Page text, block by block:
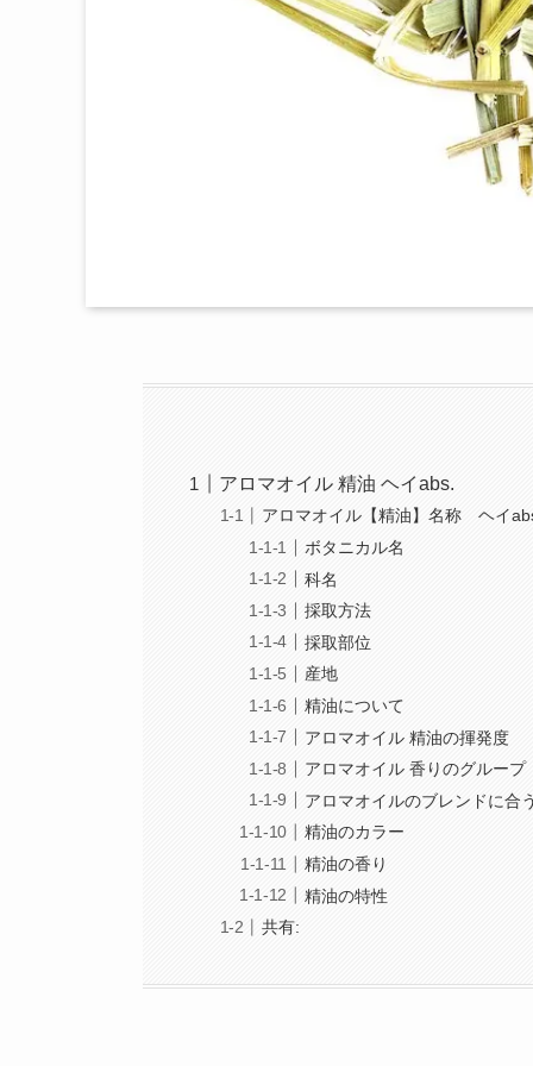
アロマオイル 精油 ヘイabs.
アロマオイル【精油】名称 ヘイ
ボタニカル名
科名
採取方法
採取部位
産地
精油について
アロマオイル 精油の揮発度
アロマオイル 香りのグループ
アロマオイルのブレンドに合
精油のカラー
精油の香り
精油の特性
共有: